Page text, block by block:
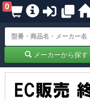
0
メーカーから探す